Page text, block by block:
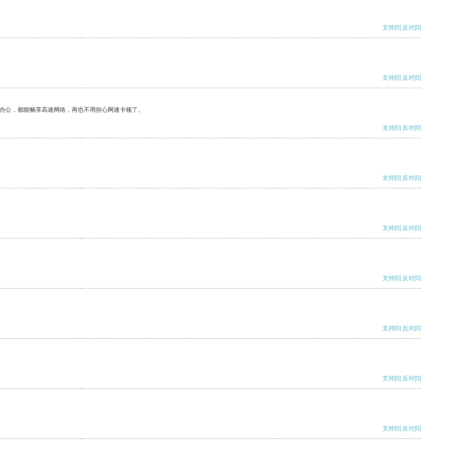
支持[0] 反对[0]
支持[0] 反对[0]
，都能畅享高速网络，再也不用担心网速卡顿了。
支持[0] 反对[0]
支持[0] 反对[0]
支持[0] 反对[0]
支持[0] 反对[0]
支持[0] 反对[0]
支持[0] 反对[0]
支持[0] 反对[0]